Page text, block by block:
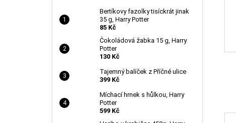
Bertíkovy fazolky tisíckrát jinak
35 g, Harry Potter
85 Kč
Čokoládová žabka 15 g, Harry
Potter
130 Kč
Tajemný balíček z Příčné ulice
399 Kč
Míchací hrnek s hůlkou, Harry
Potter
599 Kč